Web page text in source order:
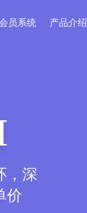
员系统 产品介绍
员、